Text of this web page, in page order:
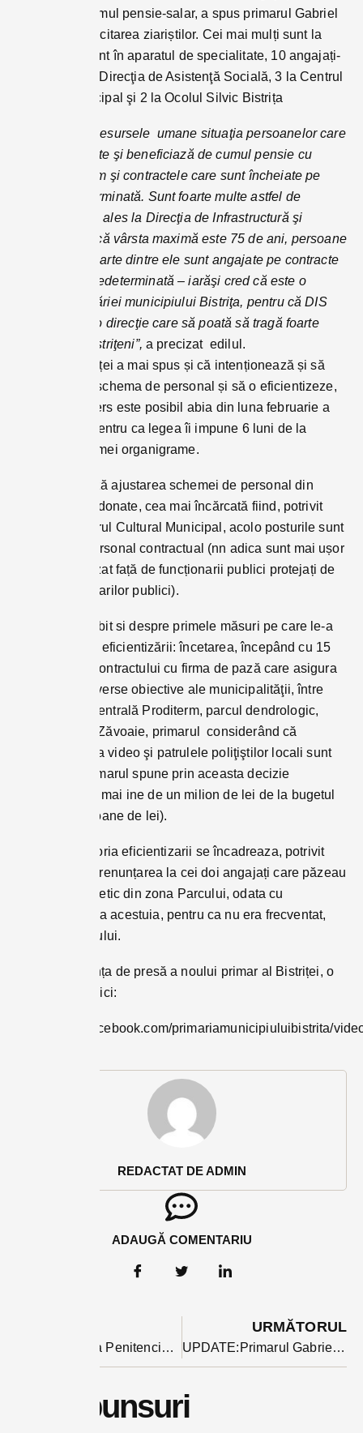
REDACTAT DE ADMIN
ADAUGĂ COMENTARIU
situație, de cumul pensie-salar, a spus primarul Gabriel
Lazany, la solicitarea ziariștilor. Cei mai mulți sunt la
DIS: 23, 14 sunt în aparatul de specialitate, 10 angajați-
pensionari la Direcţia de Asistenţă Socială, 3 la Centrul
Cultural Municipal şi 2 la Ocolul Silvic Bistrița
Am cerut la Resursele umane situaţia persoanelor care
sunt pensionate şi beneficiază de cumul pensie cu
salariu, precum şi contractele care sunt încheiate pe
perioadă determinată. Sunt foarte multe astfel de
persoane, mai ales la Direcţia de Infrastructură şi
Servicii, cred că vârsta maximă este 75 de ani, persoane
care în mare parte dintre ele sunt angajate pe contracte
pe perioadă nedeterminată – iarăşi cred că este o
eroare a Primăriei municipiului Bistriţa, pentru că DIS
trebuie să fie o direcţie care să poată să tragă foarte
mult pentru bistriţeni”, a precizat edilul.
Primarul Bistriței a mai spus și că intenționează și să
restructureze schema de personal și să o eficientizeze,
iar acest demers este posibil abia din luna februarie a
anului viitor, pentru ca legea îi impune 6 luni de la
adoptarea ultimei organigrame.
Lazany vizează ajustarea schemei de personal din
instituții subordonate, cea mai încărcată fiind, potrivit
acestuia Centrul Cultural Municipal, acolo posturile sunt
ocupate de personal contractual (nn adica sunt mai ușor
de disponibilizat față de funcționarii publici protejați de
legea funcționarilor publici).
Primarul a vorbit si despre primele măsuri pe care le-a
luat în direcția eficientizării: încetarea, începând cu 15
noiembrie, a contractului cu firma de pază care asigura
personal la diverse obiective ale municipalităţii, între
care vechea centrală Proditerm, parcul dendrologic,
Depozitul din Zăvoaie, primarul considerând că
supravegherea video şi patrulele poliţiştilor locali sunt
suficiente. Primarul spune prin aceasta decizie
economisește mai ine de un milion de lei de la bugetul
local (1,2 milioane de lei).
Si tot în categoria eficientizarii se încadreaza, potrivit
noului primar, renunțarea la cei doi angajați care păzeau
patinoarul sintetic din zona Parcului, odata cu
dezasamblarea acestuia, pentru ca nu era frecventat,
potrivit primarului.
Prima conferința de presă a noului primar al Bistriței, o
puteți urmări aici:
https://www.facebook.com/primariamunicipiuluibistrita/
Un agent de la Penitenciarul Bistrița reținut de poliția judiciară, după ce ar fi fost prins că ar fi luat o mită de 1500 de euro
URMĂTORUL
UPDATE:Primarul Gabriel Lazany îl acuză pe fostul edil, Ioan Turc că nu plătește taxă specială de salubritate pentru locuința familiei. Turc a publicat dovada plății: ”Lazany minte”
2 răspunsuri